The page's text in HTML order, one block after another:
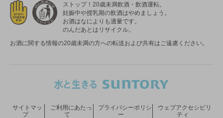
ストップ！20歳未満飲酒・飲酒運転。
妊娠中や授乳期の飲酒はやめましょう。
お酒はなによりも適量です。
のんだあとはリサイクル。
お酒に関する情報の20歳未満の方への転送および共有はご遠慮ください。
サイトマッ
プ
ご利用にあたっ
て
プライバシーポリシ
ー
ウェブアクセシビリ
ティ